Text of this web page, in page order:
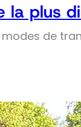
plus
modes de